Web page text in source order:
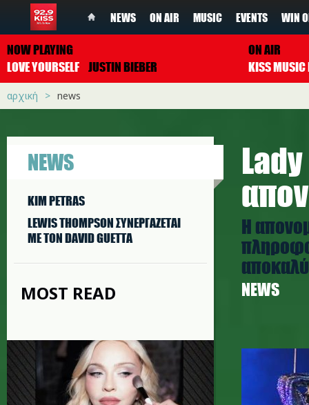
NEWS ON AIR MUSIC EVENTS WIN
NOW PLAYING
LOVE YOURSELF JUSTIN BIEBER
ON AIR
αρχική news
NEWS
KIM PETRAS
LEWIS THOMPSON ΣΥΝΕΡΓAΖΕΤΑΙ
ΜΕ ΤΟΝ DAVID GUETTA
MOST READ
Η
NEWS
lady-